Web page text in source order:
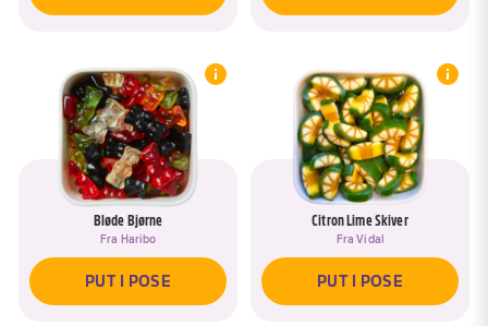
Bløde Bjørne
Fra Haribo
PUT I POSE
Citron Lime Skiver
FraVidal
PUT I POSE